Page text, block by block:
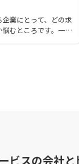
業にとって、どの求
むところです。一般
ビスの会社と